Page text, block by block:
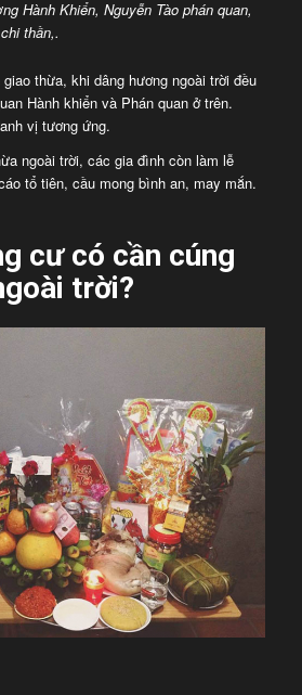
Hành Khiển, Nguyễn Tào phán quan,
thần,.
thừa, khi dâng hương ngoài trời đều
Hành khiển và Phán quan ở trên.
vị tương ứng.
ngoài trời, các gia đình còn làm lễ
tổ tiên, cầu mong bình an, may mắn.
cư có cần cúng
trời?